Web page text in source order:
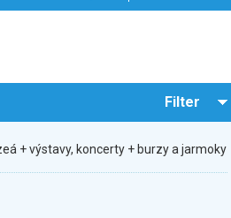
Filter
+ výstavy, koncerty + burzy a jarmoky